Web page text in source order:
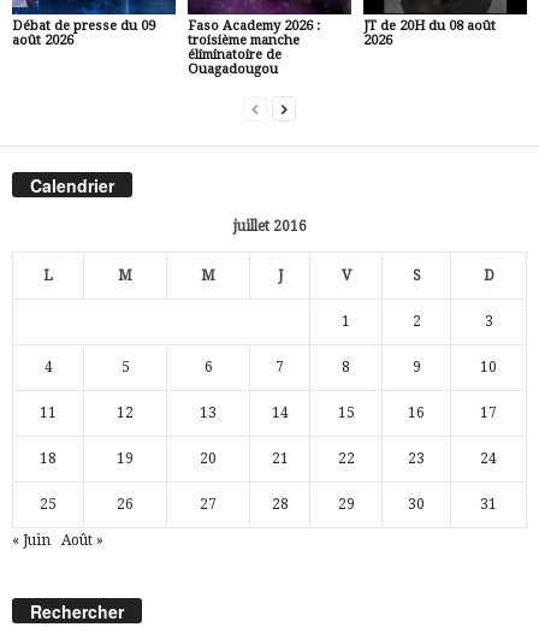
Débat de presse du 09
août 2026
Faso Academy 2026 :
troisième manche
éliminatoire de
Ouagadougou
JT de 20H du 08 août
2026
Calendrier
juillet 2016
L M M J V S D
1 2 3
4 5 6 7 8 9 10
11 12 13 14 15 16 17
18 19 20 21 22 23 24
25 26 27 28 29 30 31
« Juin Août »
Rechercher